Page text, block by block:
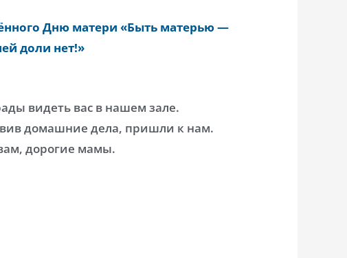
Дню матери «Быть матерью —
доли нет!»
видеть вас в нашем зале.
домашние дела, пришли к нам.
дорогие мамы.